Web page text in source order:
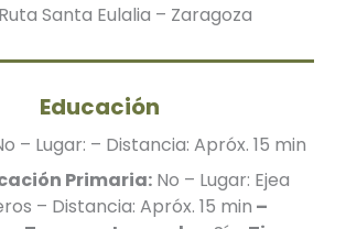
Ruta Santa Eulalia – Zaragoza
Educación
– Lugar: – Distancia: Apróx. 15 min
Primaria: No – Lugar: Ejea
– Distancia: Apróx. 15 min –